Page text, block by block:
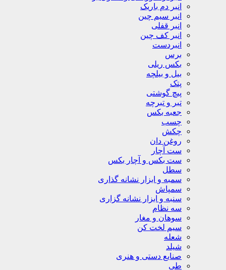
انبر دم باریک
انبر سیم چین
انبر قفلی
انبر کف چین
انبردست
برس
بکس ریلی
بیل و بیلچه
پتک
پیچ گوشتی
تبر و تبرچه
جعبه بکس
چسب
چکش
روغن دان
ست آچار
ست بکس و آچار بکس
سطل
سمبه و ابزار نشانه گذاری
سمپاش
سنبه و ابزار نشانه گزاری
سه نظام
سوهان و مغار
سیم لخت کن
شعله
شیلد
صنایع دستی و هنری
طی